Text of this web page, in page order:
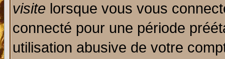
visite lorsque vous vous
connecté pour une période
utilisation abusive de votre